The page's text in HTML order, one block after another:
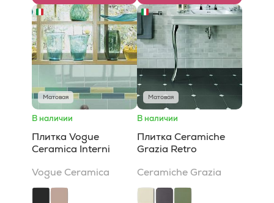
Матовая
В наличии
Плитка Vogue
Ceramica Interni
Vogue Ceramica
Матовая
В наличии
Плитка Ceramiche
Grazia Retro
Ceramiche Grazia